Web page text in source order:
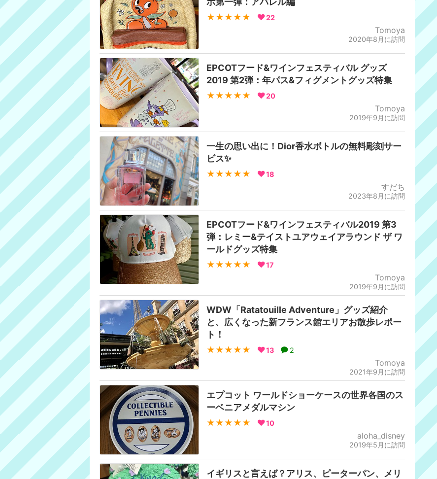
★★★★★ 22
Tomoya
2020年8月に訪問
EPCOTフード&ワインフェスティバル グッズ
2019 第2弾：年パス&フィグメントグッズ特集
★★★★★ 20
Tomoya
2019年9月に訪問
一生の思い出に！Dior香水ボトルの無料彫刻サー
ビス✨
★★★★★ 18
すだち
2023年8月に訪問
EPCOTフード&ワインフェスティバル2019 第3
弾：レミー&テイストユアウェイアラウンド ザ ワ
ールドグッズ特集
★★★★★ 17
Tomoya
2019年9月に訪問
WDW「Ratatouille Adventure」グッズ紹介
と、広くなった新フランス館エリアお散歩レポー
ト！
★★★★★ 13 2
Tomoya
2021年9月に訪問
エプコット ワールドショーケースの世界各国のス
ーベニアメダルマシン
★★★★★ 10
aloha_disney
2019年5月に訪問
イギリスと言えば？アリス、ピーターパン、メリ